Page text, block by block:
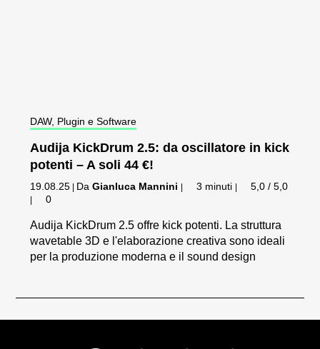
DAW, Plugin e Software
Audija KickDrum 2.5: da oscillatore in kick
potenti – A soli 44 €!
19.08.25 DaGianluca Mannini 3 minuti 5,0 / 5,0
0
Audija KickDrum 2.5 offre kick potenti. La struttura
wavetable 3D e l'elaborazione creativa sono ideali
per la produzione moderna e il sound design